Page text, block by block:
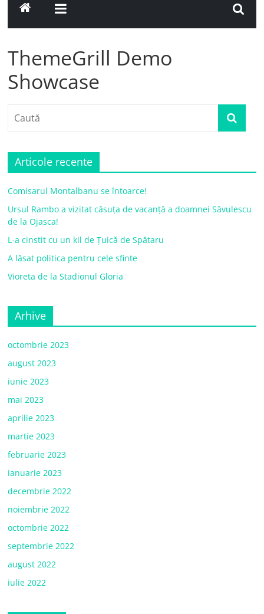
ThemeGrill Demo
Showcase
Articole recente
Comisarul Montalbanu se întoarce!
Ursul Rambo a vizitat căsuța de vacanță a doamnei Săvulescu
de la Ojasca!
L-a cinstit cu un kil de Țuică de Spătaru
A lăsat politica pentru cele sfinte
Vioreta de la Stadionul Gloria
Arhive
octombrie 2023
august 2023
iunie 2023
mai 2023
aprilie 2023
martie 2023
februarie 2023
ianuarie 2023
decembrie 2022
noiembrie 2022
octombrie 2022
septembrie 2022
august 2022
iulie 2022